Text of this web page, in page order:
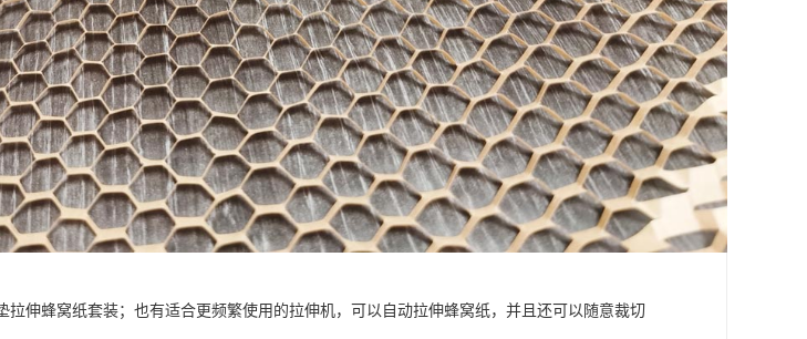
拉伸蜂窝纸套装；也有适合更频繁使用的拉伸机，可以自动拉伸蜂窝纸，并且还可以随意裁切